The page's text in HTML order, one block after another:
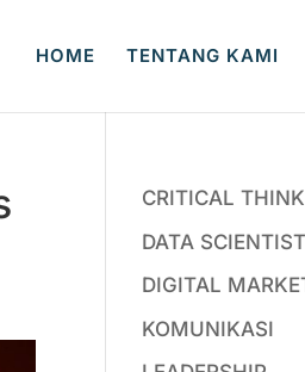
HOME TENTANG KAMI
CRITICAL
DATA SCIENTIST
DIGITAL
KOMUNIKASI